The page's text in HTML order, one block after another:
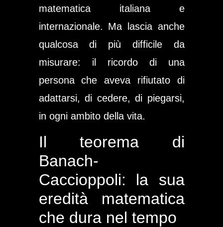
matematica italiana e
internazionale. Ma lascia anche
qualcosa di più difficile da
misurare: il ricordo di una
persona che aveva rifiutato di
adattarsi, di cedere, di piegarsi,
in ogni ambito della vita.
Il teorema di
Banach-
Caccioppoli: la sua
eredità matematica
che dura nel tempo